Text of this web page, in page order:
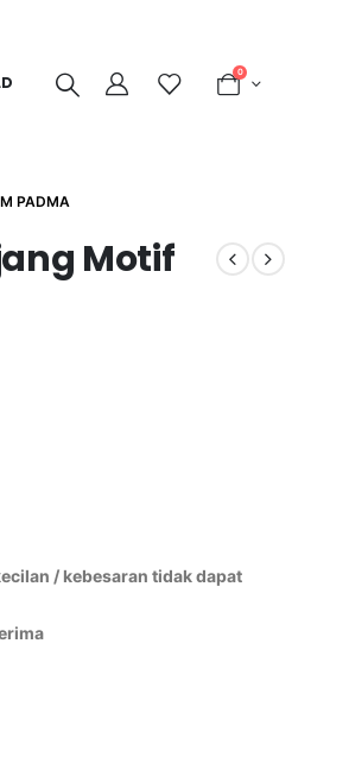
0
PADMA
Motif
/ kebesaran tidak dapat